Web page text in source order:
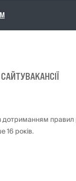
ВАКАНСІЇ
правил
16 років.